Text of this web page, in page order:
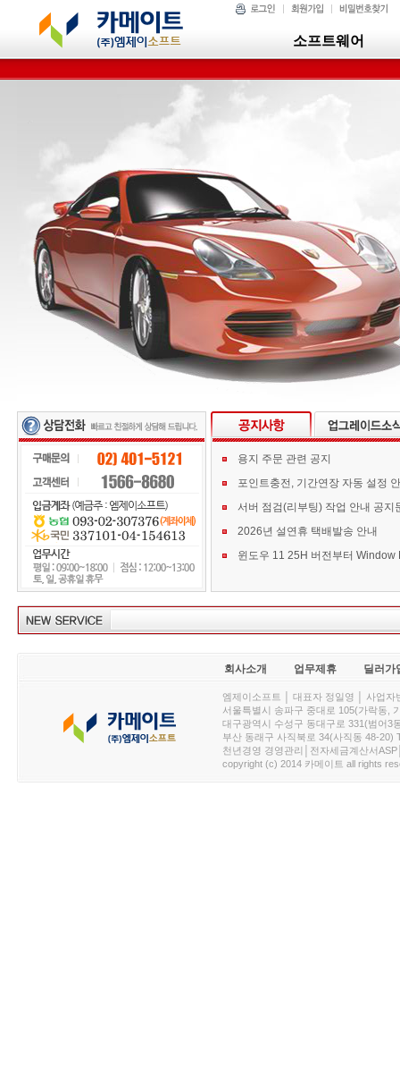
소프트웨어
용지 주문 관련 공지
포인트충전, 기간연장 자동 설정
서버 점검(리부팅) 작업 안내 공지
2026년 설연휴 택배발송 안내
회사소개 업무제휴 딜러가
엠제이소프트 │ 대표자 정일영 │ 사업
서울특별시 송파구 중대로 105(가락동,
대구광역시 수성구 동대구로 331(범어3
부산 동래구 사직북로 34(사직동 48-20)
천년경영 경영관리│전자세금계산서
copyright (c) 2014 카메이트 all rights